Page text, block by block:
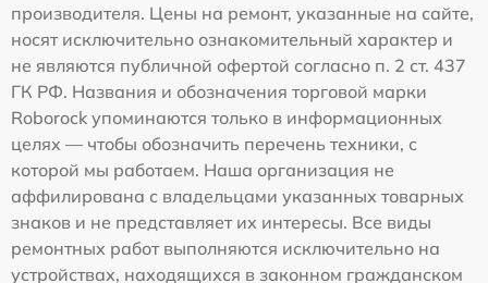
производителя. Цены на ремонт, указанные на сайте,
носят исключительно ознакомительный характер и
не являются публичной офертой согласно п. 2 ст. 437
ГК РФ. Названия и обозначения торговой марки
Roborock упоминаются только в информационных
целях — чтобы обозначить перечень техники, с
которой мы работаем. Наша организация не
аффилирована с владельцами указанных товарных
знаков и не представляет их интересы. Все виды
ремонтных работ выполняются исключительно на
устройствах, находящихся в законном гражданском